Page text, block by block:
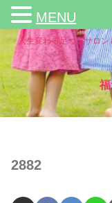
人生変わる足つぼサロ
2882
MENU